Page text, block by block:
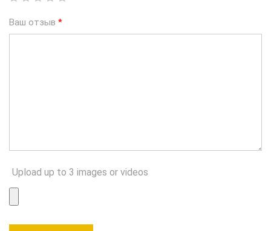
Ваш отзыв *
Upload up to 3 images or videos